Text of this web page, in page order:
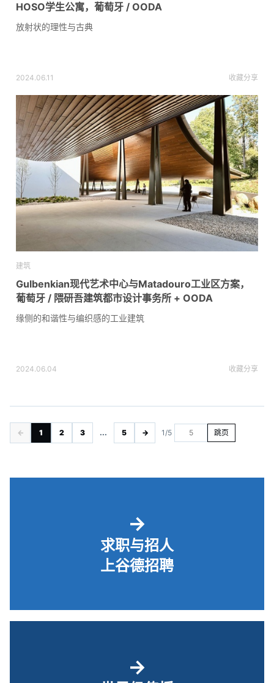
HOSO学生公寓，葡萄牙 / OODA
放射状的理性与古典
2024.06.11 收藏分享
建筑
Gulbenkian现代艺术中心与Matadouro工业区方案，
葡萄牙 / 隈研吾建筑都市设计事务所 + OODA
缘侧的和谐性与编织感的工业建筑
2024.06.04 收藏分享
← 1 2 3 ... 5 → 1/5 跳页
→
求职与招人
上谷德招聘
→